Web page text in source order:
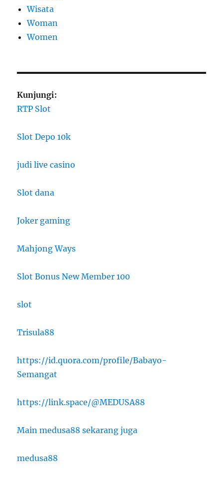
Wisata
Woman
Women
Kunjungi:
RTP Slot
Slot Depo 10k
judi live casino
Slot dana
Joker gaming
Mahjong Ways
Slot Bonus New Member 100
slot
Trisula88
https://id.quora.com/profile/Babayo-
Semangat
https://link.space/@MEDUSA88
Main medusa88 sekarang juga
medusa88